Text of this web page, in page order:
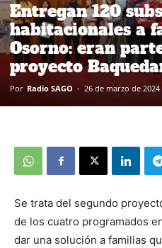
Entregan 120
habitacionales a
Osorno: eran
proyecto
Por Radio SAGO - 26 de marzo de 2024
Se trata del segundo
de los cuatro programados
dar una solución a familias